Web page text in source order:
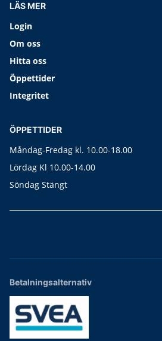
LÄS MER
Login
Om oss
Hitta oss
Öppettider
Integritet
ÖPPETTIDER
Måndag-Fredag kl. 10.00-18.00
Lördag Kl 10.00-14.00
Söndag Stängt
Betalningsalternativ